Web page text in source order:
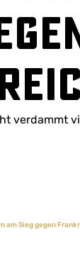
verdammt
am Sieg gegen